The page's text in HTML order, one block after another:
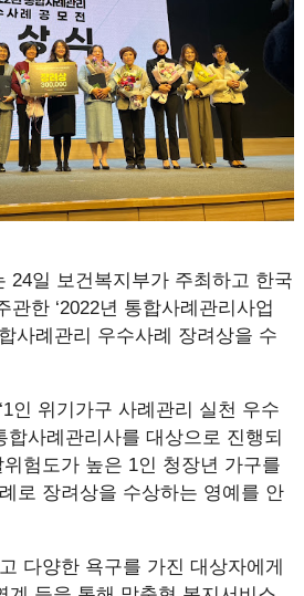
24일 보건복지부가 주최하고 한국
관한 ‘2022년 통합사례관리사업
사례관리 우수사례 장려상을 수
인 위기가구 사례관리 실천 우수
합사례관리사를 대상으로 진행되
험도가 높은 1인 청장년 가구를
로 장려상을 수상하는 영예를 안
다양한 욕구를 가진 대상자에게